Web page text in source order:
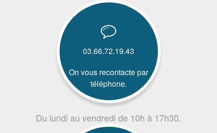
03.66.72.19.43
On vous recontacte par
téléphone.
Du lundi au vendredi de 10h à 17h30.